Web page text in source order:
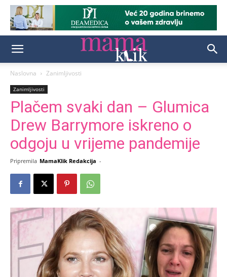
Naslovna Zanimljivosti
Zanimljivosti
Plačem svaki dan – Glumica
Drew Barrymore iskreno o
odgoju u vrijeme pandemije
Pripremila MamaKlik Redakcija -